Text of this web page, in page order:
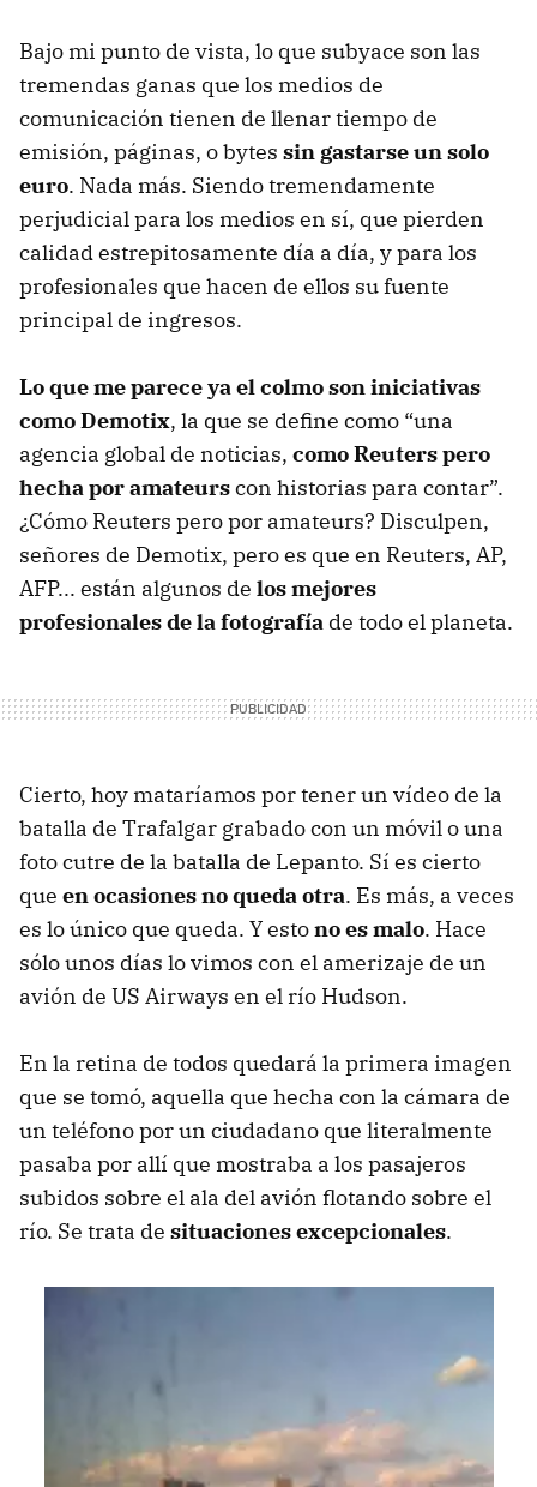
Bajo mi punto de vista, lo que subyace son las
tremendas ganas que los medios de
comunicación tienen de llenar tiempo de
emisión, páginas, o bytes sin gastarse un solo
euro. Nada más. Siendo tremendamente
perjudicial para los medios en sí, que pierden
calidad estrepitosamente día a día, y para los
profesionales que hacen de ellos su fuente
principal de ingresos.
Lo que me parece ya el colmo son iniciativas
como Demotix, la que se define como “una
agencia global de noticias, como Reuters pero
hecha por amateurscon historias para contar”.
¿Cómo Reuters pero por amateurs? Disculpen,
señores de Demotix, pero es que en Reuters, AP,
AFP... están algunos de los mejores
profesionales de la fotografía de todo el planeta.
Cierto, hoy mataríamos por tener un vídeo de la
batalla de Trafalgar grabado con un móvil o una
foto cutre de la batalla de Lepanto. Sí es cierto
que en ocasiones no queda otra. Es más, a veces
es lo único que queda. Y estono es malo. Hace
sólo unos días lo vimos con el amerizaje de un
avión de US Airways en el río Hudson.
En la retina de todos quedará la primera imagen
que se tomó, aquella que hecha con la cámara de
un teléfono por un ciudadano que literalmente
pasaba por allí que mostraba a los pasajeros
subidos sobre el ala del avión flotando sobre el
río. Se trata de situaciones excepcionales.